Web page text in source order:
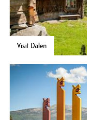
Visit Dalen